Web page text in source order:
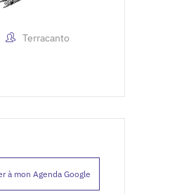
Terracanto
à mon Agenda Google